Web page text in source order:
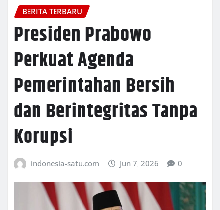
BERITA TERBARU
Presiden Prabowo
Perkuat Agenda
Pemerintahan Bersih
dan Berintegritas Tanpa
Korupsi
indonesia-satu.com Jun 7, 2026 0